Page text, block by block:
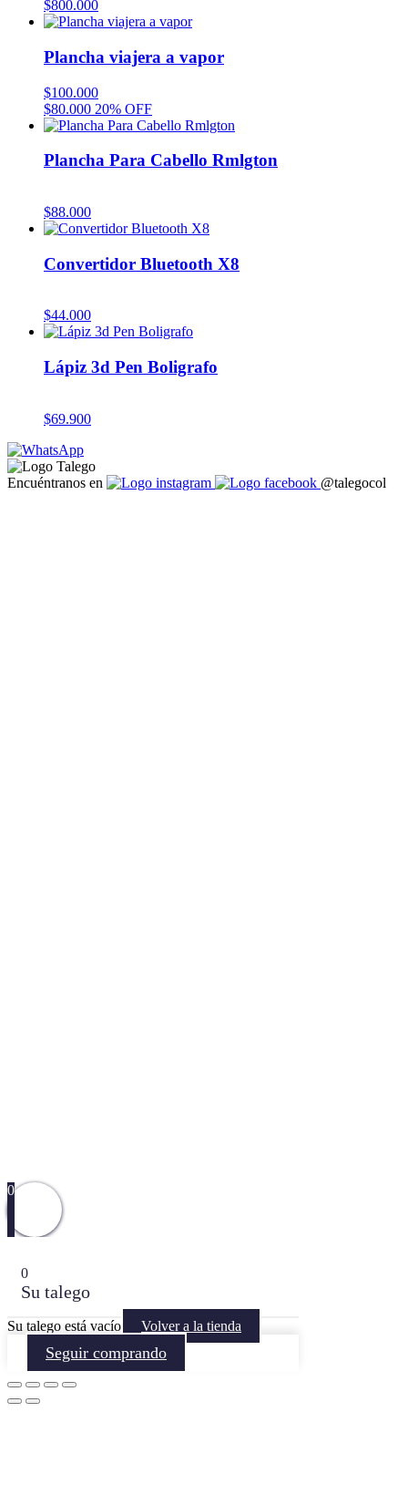
$800.000
Plancha viajera a vapor
$100.000
$80.000 20% OFF
Plancha Para Cabello Rmlgton
$88.000
Convertidor Bluetooth X8
$44.000
Lápiz 3d Pen Boligrafo
$69.900
Encuéntranos en @talegocol
0
0
Su talego
Su talego está vacío Volver a la tienda
Seguir comprando